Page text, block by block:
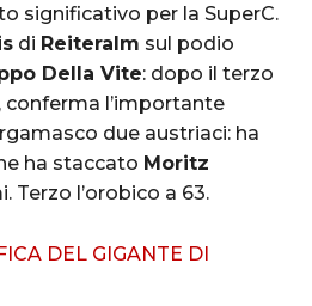
significativo per la SuperC.
di Reiteralm sul podio
Della Vite: dopo il terzo
conferma l’importante
due austriaci: ha
ha staccato Moritz
Terzo l’orobico a 63.
DEL GIGANTE DI